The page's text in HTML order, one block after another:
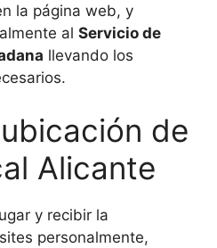
la página web, y
al Servicio de
llevando los
de
Alicante
y recibir la
personalmente,